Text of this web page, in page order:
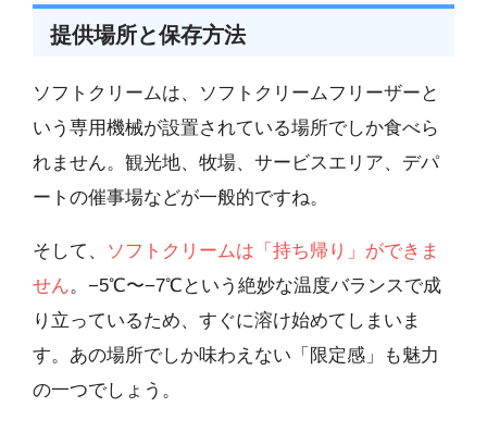
提供場所と保存方法
ソフトクリームは、ソフトクリームフリーザーと
いう専用機械が設置されている場所でしか食べら
れません。観光地、牧場、サービスエリア、デパ
ートの催事場などが一般的ですね。
そして、
ソフトクリームは「持ち帰り」ができま
せん。−5℃〜−7℃という絶妙な温度バランスで成
り立っているため、すぐに溶け始めてしまいま
す。あの場所でしか味わえない「限定感」も魅力
の一つでしょう。